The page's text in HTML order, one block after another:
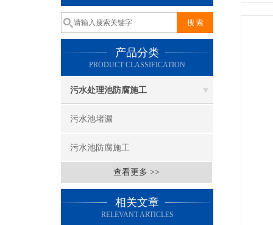
产品分类
PRODUCT CLASSIFICATION
污水处理池防腐施工
污水池堵漏
污水池防腐施工
查看更多 >>
相关文章
RELEVANT ARTICLES